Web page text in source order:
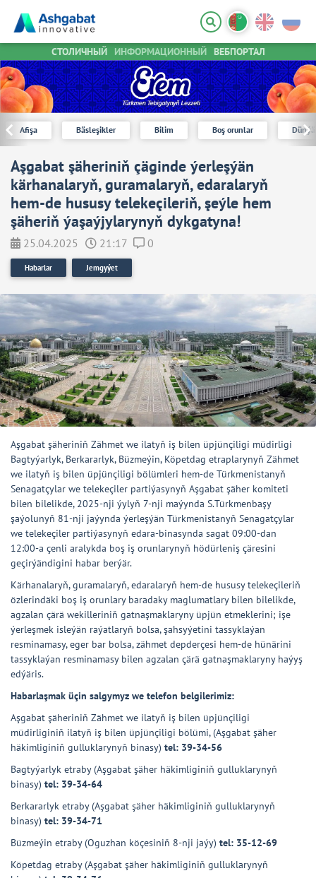
СТОЛИЧНЫЙ ИНФОРМАЦИОННЫЙ ВЕБПОРТАЛ
Afişa Bäsleşikler Bilim Boş orunlar
Aşgabat şäheriniň çäginde ýerleşýän
kärhanalaryň, guramalaryň, edaralaryň
hem-de hususy telekeçileriň, şeýle hem
şäheriň ýaşaýjylarynyň dykgatyna!
25.04.2025 21:17 0
Habarlar Jemgyýet
Aşgabat şäheriniň Zähmet we ilatyň iş bilen üpjünçiligi müdirligi
Bagtyýarlyk, Berkararlyk, Büzmeýin, Köpetdag etraplarynyň Zähmet
we ilatyň iş bilen üpjünçiligi bölümleri hem-de Türkmenistanyň
Senagatçylar we telekeçiler partiýasynyň Aşgabat şäher komiteti
bilen bilelikde, 2025-nji ýylyň 7-nji maýynda S.Türkmenbaşy
şaýolunyň 81-nji jaýynda ýerleşýän Türkmenistanyň Senagatçylar
we telekeçiler partiýasynyň edara-binasynda sagat 09:00-dan
12:00-a çenli aralykda boş iş orunlarynyň hödürleniş çäresini
geçirýändigini habar berýär.
Kärhanalaryň, guramalaryň, edaralaryň hem-de hususy telekeçileriň
özlerindäki boş iş orunlary baradaky maglumatlary bilen bilelikde,
agzalan çärä wekilleriniň gatnaşmaklaryny üpjün etmeklerini; işe
ýerleşmek isleýän raýatlaryň bolsa, şahsyýetini tassyklaýan
resminamasy, eger bar bolsa, zähmet depderçesi hem-de hünärini
tassyklaýan resminamasy bilen agzalan çärä gatnaşmaklaryny haýyş
edýäris.
Habarlaşmak üçin salgymyz we telefon belgilerimiz:
Aşgabat şäheriniň Zähmet we ilatyň iş bilen üpjünçiligi
müdirliginiň ilatyň iş bilen üpjünçiligi bölümi, (Aşgabat şäher
häkimliginiň gulluklarynyň binasy) tel: 39-34-56
Bagtyýarlyk etraby (Aşgabat şäher häkimliginiň gulluklarynyň
binasy) tel: 39-34-64
Berkararlyk etraby (Aşgabat şäher häkimliginiň gulluklarynyň
binasy) tel: 39-34-71
Büzmeýin etraby (Oguzhan köçesiniň 8-nji jaýy) tel: 35-12-69
Köpetdag etraby (Aşgabat şäher häkimliginiň gulluklarynyň